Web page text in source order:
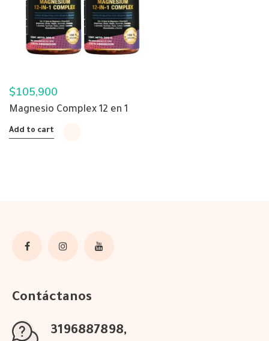
$105,900
Magnesio Complex 12 en 1
Add to cart
Contáctanos
3196887898